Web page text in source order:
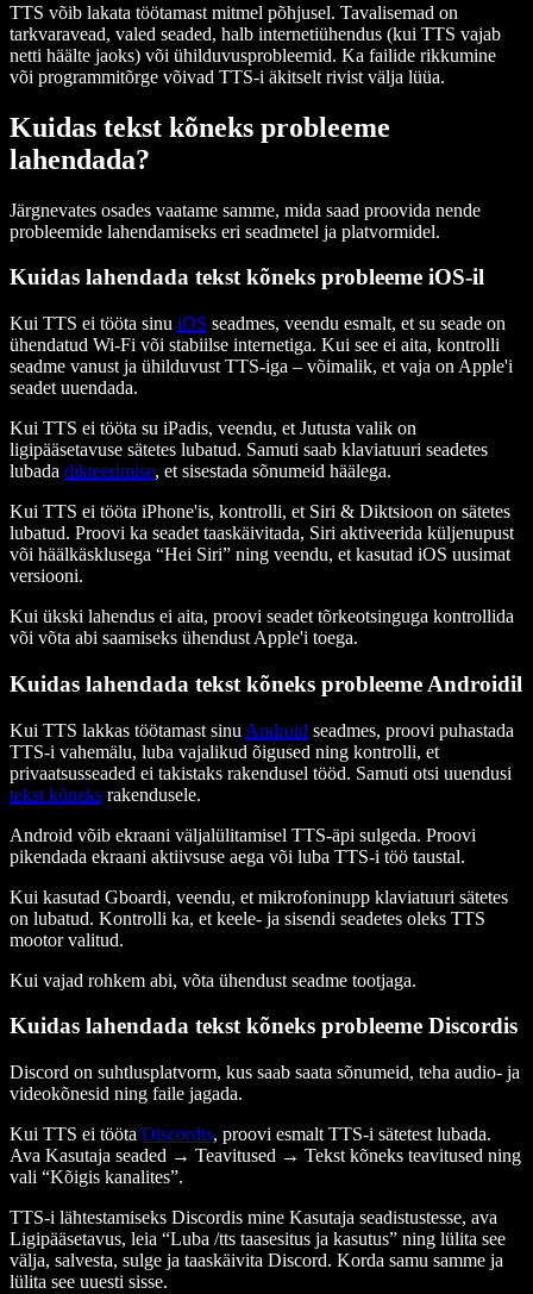
TTS võib lakata töötamast mitmel põhjusel. Tavalisemad on
tarkvaravead, valed seaded, halb internetiühendus (kui TTS vajab
netti häälte jaoks) või ühilduvusprobleemid. Ka failide rikkumine
või programmitõrge võivad TTS-i äkitselt rivist välja lüüa.
Kuidas tekst kõneks probleeme
lahendada?
Järgnevates osades vaatame samme, mida saad proovida nende
probleemide lahendamiseks eri seadmetel ja platvormidel.
Kuidas lahendada tekst kõneks probleeme iOS-il
Kui TTS ei tööta sinu iOS seadmes, veendu esmalt, et su seade on
ühendatud Wi-Fi või stabiilse internetiga. Kui see ei aita, kontrolli
seadme vanust ja ühilduvust TTS-iga – võimalik, et vaja on Apple'i
seadet uuendada.
Kui TTS ei tööta su iPadis, veendu, et Jutusta valik on
ligipääsetavuse sätetes lubatud. Samuti saab klaviatuuri seadetes
lubada dikteerimise, et sisestada sõnumeid häälega.
Kui TTS ei tööta iPhone'is, kontrolli, et Siri & Diktsioon on sätetes
lubatud. Proovi ka seadet taaskäivitada, Siri aktiveerida küljenupust
või häälkäsklusega “Hei Siri” ning veendu, et kasutad iOS uusimat
versiooni.
Kui ükski lahendus ei aita, proovi seadet tõrkeotsinguga kontrollida
või võta abi saamiseks ühendust Apple'i toega.
Kuidas lahendada tekst kõneks probleeme Androidil
Kui TTS lakkas töötamast sinu Android seadmes, proovi puhastada
TTS-i vahemälu, luba vajalikud õigused ning kontrolli, et
privaatsusseaded ei takistaks rakendusel tööd. Samuti otsi uuendusi
tekst kõneks rakendusele.
Android võib ekraani väljalülitamisel TTS-äpi sulgeda. Proovi
pikendada ekraani aktiivsuse aega või luba TTS-i töö taustal.
Kui kasutad Gboardi, veendu, et mikrofoninupp klaviatuuri sätetes
on lubatud. Kontrolli ka, et keele- ja sisendi seadetes oleks TTS
mootor valitud.
Kui vajad rohkem abi, võta ühendust seadme tootjaga.
Kuidas lahendada tekst kõneks probleeme Discordis
Discord on suhtlusplatvorm, kus saab saata sõnumeid, teha audio- ja
videokõnesid ning faile jagada.
Kui TTS ei tööta Discordis, proovi esmalt TTS-i sätetest lubada.
Ava Kasutaja seaded → Teavitused → Tekst kõneks teavitused ning
vali “Kõigis kanalites”.
TTS-i lähtestamiseks Discordis mine Kasutaja seadistustesse, ava
Ligipääsetavus, leia “Luba /tts taasesitus ja kasutus” ning lülita see
välja, salvesta, sulge ja taaskäivita Discord. Korda samu samme ja
lülita see uuesti sisse.